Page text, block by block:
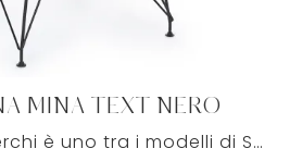
MINA TEXT NERO
Se quello che cerchi è uno tra i modelli di Salotti moderni con poltrone in tessuto, venire in negozio ti farà scoprire le più belle proposte firmate ...